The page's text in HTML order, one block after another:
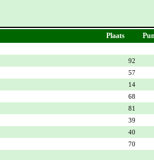
Plaats
92
57
14
68
81
39
40
70